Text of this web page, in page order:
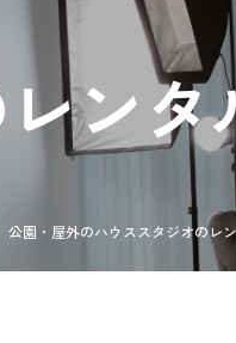
ンタ
公園・屋外のハウススタジオのレ